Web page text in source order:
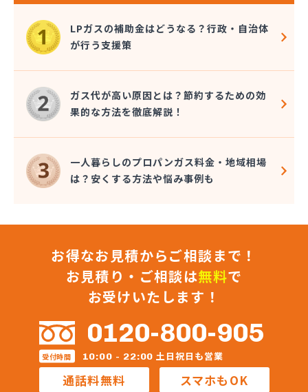
株式会社市川燃料店
株式会社滋田燃料
株式会社式会社大勝
株式会社樹木屋
株式会社秋元商店
株式会社小泉太郎商店
株式会社昭光
株式会社松陰会舘
株式会社森山
株式会社星医療酸器
株式会社青路商会
株式会社石井商店
株式会社池田明商店
株式会社朝日屋商店
株式会社田口興産
株式会社田島 八王子営業所
株式会社田島商店
株式会社東京文化総業
株式会社栃木屋商店
株式会社内田商店
株式会社鍋屋斉藤商店
LPガスの補助金はどうなる？行政・自治体
が行う支援策
ガス代が高い原因とは？節約するための効
果的な方法を徹底解説！
一人暮らしのプロパンガス料金・地域相場
は？安くする方法や悩み事例も
お得なお見積からご相談まで！
お見積り・ご相談は無料で
お受けいたします！
0120-800-905
受付時間 10:00 - 22:00 土日祝日も営業
通話料無料 スマホもOK